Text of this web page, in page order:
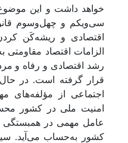
خواهد داشت و این
سی‌ویکم و چهل‌وسوم
اقتصادی و ریشه‌کَن
الزامات اقتصاد مقاومتی
رشد اقتصادی و رفاه و
قرار گرفته است. در
اجتماعی از
امنیت ملی در کشور
عامل مهمی در همبستگی
کشور به‌حساب می‌آید.